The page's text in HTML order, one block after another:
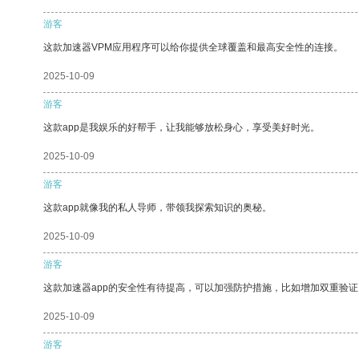
游客
这款加速器VPM应用程序可以给你提供全球覆盖和最高安全性的连接。
2025-10-09
游客
这款app是我娱乐的好帮手，让我能够放松身心，享受美好时光。
2025-10-09
游客
这款app就像我的私人导师，带领我探索知识的奥秘。
2025-10-09
游客
这款加速器app的安全性有待提高，可以加强防护措施，比如增加双重验
2025-10-09
游客